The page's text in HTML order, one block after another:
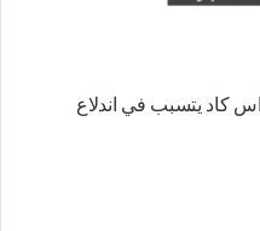
كاد يتسبب في اندلاع